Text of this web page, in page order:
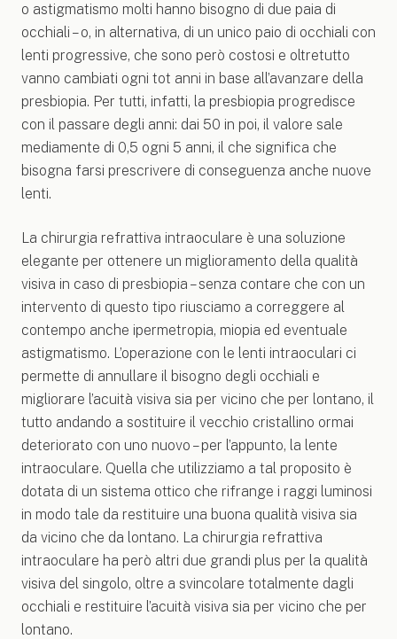
o astigmatismo molti hanno bisogno di due paia di
occhiali – o, in alternativa, di un unico paio di occhiali con
lenti progressive, che sono però costosi e oltretutto
vanno cambiati ogni tot anni in base all’avanzare della
presbiopia. Per tutti, infatti, la presbiopia progredisce
con il passare degli anni: dai 50 in poi, il valore sale
mediamente di 0,5 ogni 5 anni, il che significa che
bisogna farsi prescrivere di conseguenza anche nuove
lenti.
La chirurgia refrattiva intraoculare è una soluzione
elegante per ottenere un miglioramento della qualità
visiva in caso di presbiopia – senza contare che con un
intervento di questo tipo riusciamo a correggere al
contempo anche ipermetropia, miopia ed eventuale
astigmatismo. L’operazione con le lenti intraoculari ci
permette di annullare il bisogno degli occhiali e
migliorare l’acuità visiva sia per vicino che per lontano, il
tutto andando a sostituire il vecchio cristallino ormai
deteriorato con uno nuovo – per l’appunto, la lente
intraoculare. Quella che utilizziamo a tal proposito è
dotata di un sistema ottico che rifrange i raggi luminosi
in modo tale da restituire una buona qualità visiva sia
da vicino che da lontano. La chirurgia refrattiva
intraoculare ha però altri due grandi plus per la qualità
visiva del singolo, oltre a svincolare totalmente dagli
occhiali e restituire l’acuità visiva sia per vicino che per
lontano.